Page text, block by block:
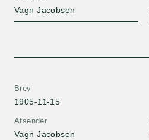
Vagn Jacobsen
Afsender
Vagn Jacobsen
Brev
1905-11-15